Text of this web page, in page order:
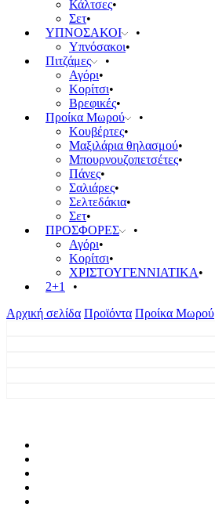
Κάλτσες
Σετ
ΥΠΝΟΣΑΚΟΙ
Υπνόσακοι
Πιτζάμες
Αγόρι
Κορίτσι
Βρεφικές
Προίκα Μωρού
Κουβέρτες
Μαξιλάρια θηλασμού
Μπουρνουζοπετσέτες
Πάνες
Σαλιάρες
Σελτεδάκια
Σετ
ΠΡΟΣΦΟΡΕΣ
Αγόρι
Κορίτσι
ΧΡΙΣΤΟΥΓΕΝΝΙΑΤΙΚΑ
2+1
Αρχική σελίδα Προϊόντα Προίκα Μωρού